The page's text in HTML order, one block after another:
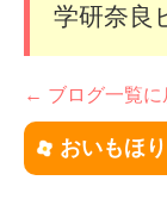
学研奈良
← ブログ一覧に
おいもほ